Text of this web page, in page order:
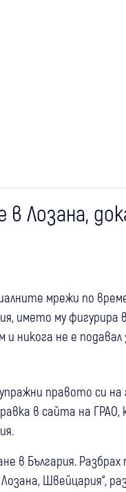
Лозана,
мрежи по
името му фигурира
никога не е подавал
правото си на
в сайта на ГРАО,
в България. Разбрах
Швейцария“,